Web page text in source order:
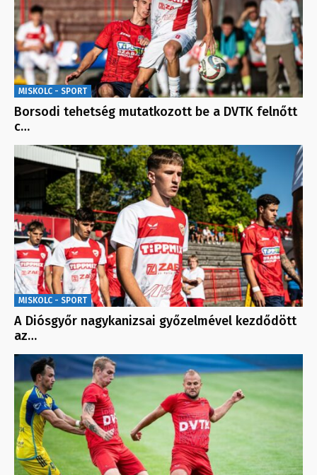
MISKOLC - SPORT
Borsodi tehetség mutatkozott be a DVTK felnőtt
c…
MISKOLC - SPORT
A Diósgyőr nagykanizsai győzelmével kezdődött
az…